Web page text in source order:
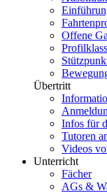
Offene
Übertritt
Infos für
Tutoren
Videos
Unterricht
Fächer
AGs &